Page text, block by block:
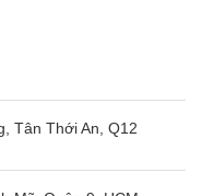
Tân Thới An, Q12